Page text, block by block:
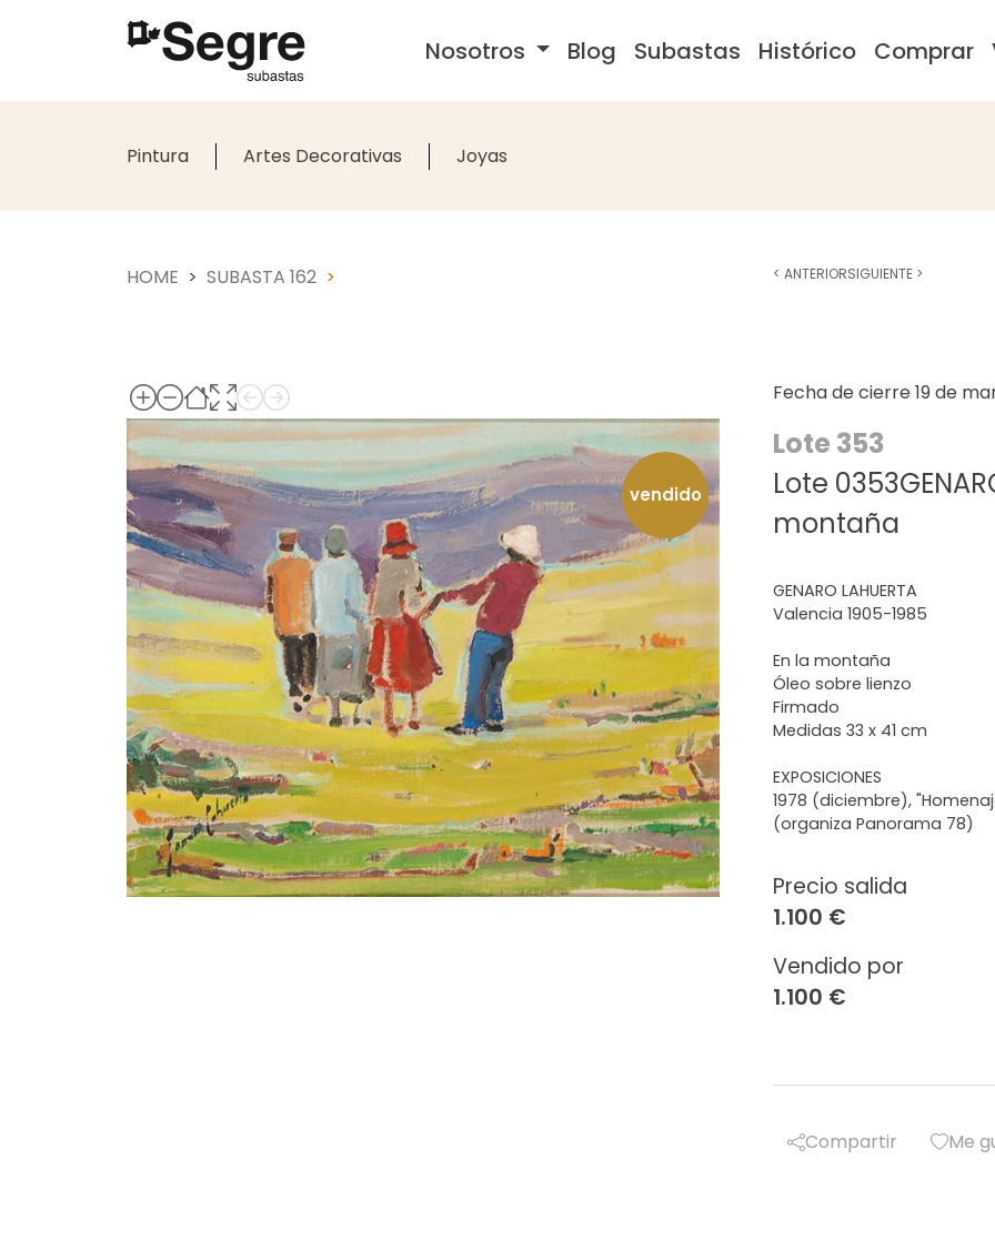
Nosotros Blog Subastas Histórico Comprar
Pintura Artes Decorativas Joyas
HOME SUBASTA 162
Fecha de cierre 19 de
Lote 353
Lote
montaña
vendido
Precio salida
1.100 €
Vendido por
1.100 €
GENARO LAHUERTA
Valencia 1905-1985
En la montaña
Óleo sobre lienzo
Firmado
Medidas 33 x 41 cm
EXPOSICIONES
1978 (diciembre),
(organiza Panorama 78)
Compartir Me
< ANTERIORSIGUIENTE >